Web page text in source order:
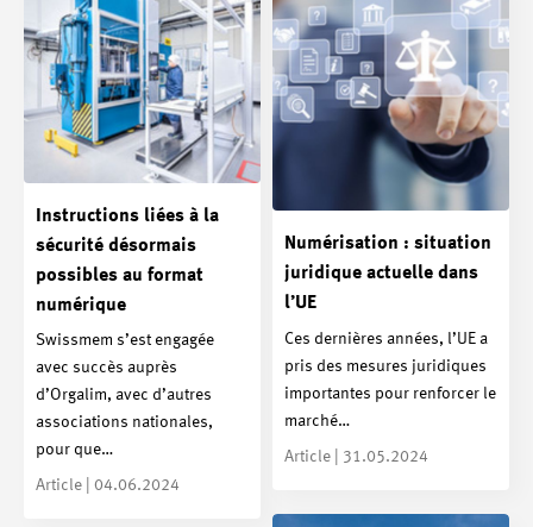
Instructions liées à la
sécurité désormais
possibles au format
numérique
Swissmem s’est engagée
avec succès auprès
d’Orgalim, avec d’autres
associations nationales,
pour que…
Article | 04.06.2024
Numérisation : situation
juridique actuelle dans
l’UE
Ces dernières années, l’UE a
pris des mesures juridiques
importantes pour renforcer le
marché…
Article | 31.05.2024